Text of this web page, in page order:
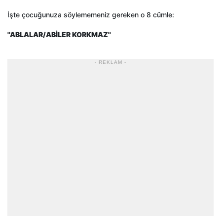
İşte çocuğunuza söylememeniz gereken o 8 cümle:
''ABLALAR/ABİLER KORKMAZ''
- REKLAM -